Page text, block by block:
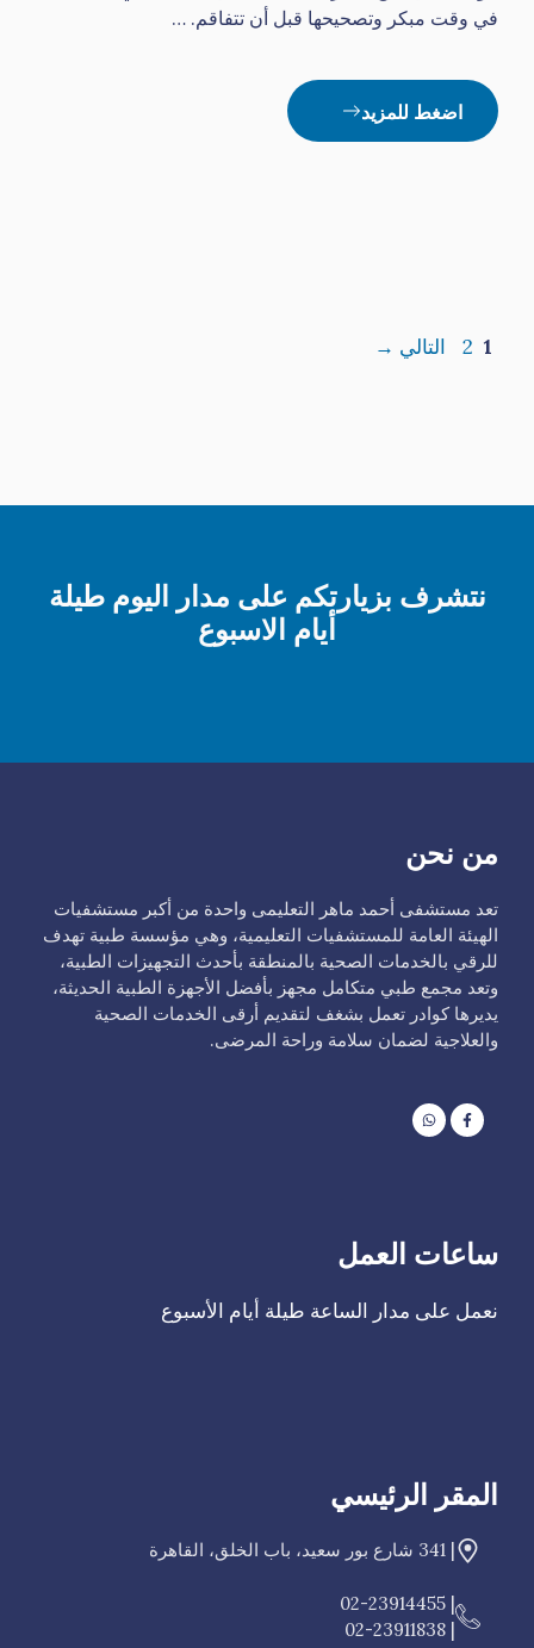
في وقت مبكر وتصحيحها قبل أن تتفاقم. …
Page
1
Page
2 التالي →
نتشرف بزيارتكم على مدار اليوم طيلة
أيام الاسبوع
من نحن
تعد مستشفى أحمد ماهر التعليمى واحدة من أكبر مستشفيات
الهيئة العامة للمستشفيات التعليمية، وهي مؤسسة طبية تهدف
للرقي بالخدمات الصحية بالمنطقة بأحدث التجهيزات الطبية،
وتعد مجمع طبي متكامل مجهز بأفضل الأجهزة الطبية الحديثة،
يديرها كوادر تعمل بشغف لتقديم أرقى الخدمات الصحية
والعلاجية لضمان سلامة وراحة المرضى.
ساعات العمل
‫نعمل على مدار الساعة طيلة أيام الأسبوع
المقر الرئيسي
| 341 شارع بور سعيد، باب الخلق، القاهرة
| 02-23914455
| 02-23911838